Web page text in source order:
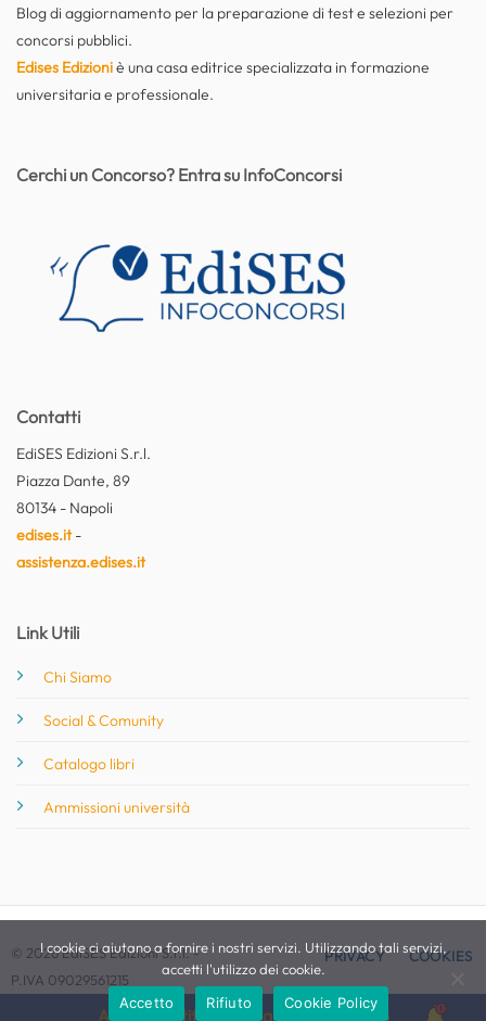
Attiva le notifiche per questo concorso
Blog di aggiornamento per la preparazione di test e selezioni per
concorsi pubblici.
Edises Edizioniè una casa editrice specializzata in formazione
universitaria e professionale.
Contatti
EdiSES Edizioni S.r.l.
Piazza Dante, 89
80134 - Napoli
edises.it-
assistenza.edises.it
Link Utili
Chi Siamo
Social & Comunity
Catalogo libri
Ammissioni università
Cerchi un Concorso? Entra su InfoConcorsi
© 2026 EdiSES Edizioni S.r.l. -
P.IVA 09029561215
PRIVACY COOKIES
I cookie ci aiutano a fornire i nostri servizi. Utilizzando tali servizi,
accetti l'utilizzo dei cookie.
Accetto
Rifiuto Cookie Policy